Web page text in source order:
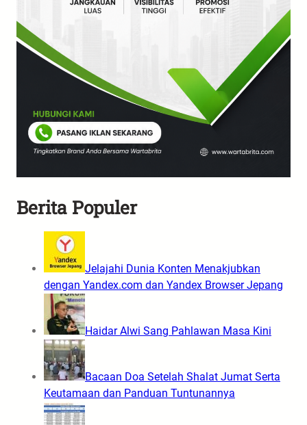
Berita Populer
Jelajahi Dunia Konten Menakjubkan
dengan Yandex.com dan Yandex Browser Jepang
Haidar Alwi Sang Pahlawan Masa Kini
Bacaan Doa Setelah Shalat Jumat Serta
Keutamaan dan Panduan Tuntunannya